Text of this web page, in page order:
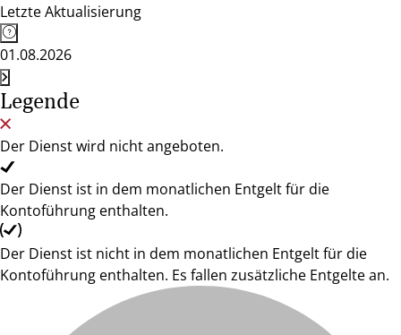
Letzte Aktualisierung
01.08.2026
Legende
Der Dienst wird nicht angeboten.
Der Dienst ist in dem monatlichen Entgelt für die
Kontoführung enthalten.
Der Dienst ist nicht in dem monatlichen Entgelt für die
Kontoführung enthalten. Es fallen zusätzliche Entgelte an.